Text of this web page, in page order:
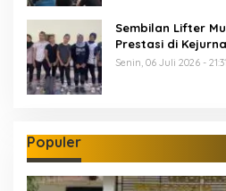
Sembilan Lifter
Prestasi di
Senin, 06 Juli 2026 -
Populer